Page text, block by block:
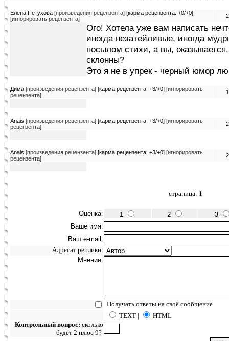
Елена Петухова [произведения рецензента] [карма рецензента: +0/+0]
[игнорировать рецензента]
Ого! Хотела уже вам написать
иногда незатейливые, иногда
посылом стихи, а вы,
склонны?
Это я не в упрек - черный юмор
Дима [произведения рецензента] [карма рецензента: +3/+0] [игнорировать
рецензента]
Anais [произведения рецензента] [карма рецензента: +3/+0] [игнорировать
рецензента]
Anais [произведения рецензента] [карма рецензента: +3/+0] [игнорировать
рецензента]
страница: 1
Оценка: 1 2
3
Ваше имя:
Ваш e-mail:
Адресат реплики:
Мнение:
Получать ответы на своё сообщение
TEXT |
HTML
Контрольный вопрос: сколько
будет 2 плюс 9?